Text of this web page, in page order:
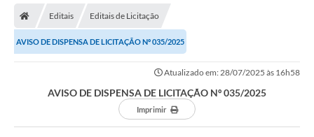
Editais Editais de Licitação
AVISO DE DISPENSA DE LICITAÇÃO Nº 035/2025
Atualizado em: 28/07/2025 às 16h58
AVISO DE DISPENSA DE LICITAÇÃO Nº 035/2025
Imprimir